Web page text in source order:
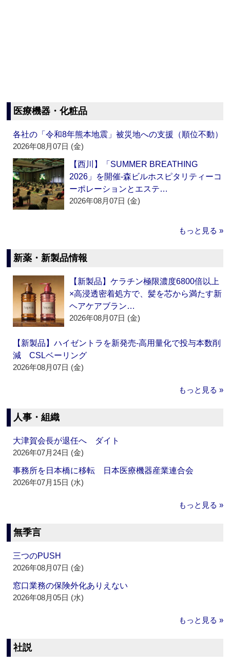
医療機器・化粧品
各社の「令和8年熊本地震」被災地への支援（順位不動）
2026年08月07日 (金)
【西川】「SUMMER BREATHING
2026」を開催‐森ビルホスピタリティーコ
ーポレーションとエステ…
2026年08月07日 (金)
もっと見る »
新薬・新製品情報
【新製品】ケラチン極限濃度6800倍以上
×高浸透密着処方で、髪を芯から満たす新
ヘアケアブラン…
2026年08月07日 (金)
【新製品】ハイゼントラを新発売‐高用量化で投与本数削
減 CSLベーリング
2026年08月07日 (金)
もっと見る »
人事・組織
大津賀会長が退任へ ダイト
2026年07月24日 (金)
事務所を日本橋に移転 日本医療機器産業連合会
2026年07月15日 (水)
もっと見る »
無季言
三つのPUSH
2026年08月07日 (金)
窓口業務の保険外化ありえない
2026年08月05日 (水)
もっと見る »
社説